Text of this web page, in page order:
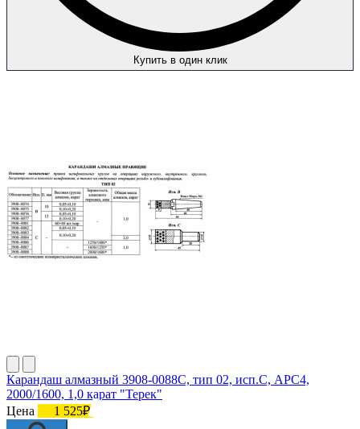
Купить в один клик
Карандаш алмазный 3908-0088C, тип 02, исп.С, АРС4,
2000/1600, 1,0 карат "Терек"
Цена
1 525₽